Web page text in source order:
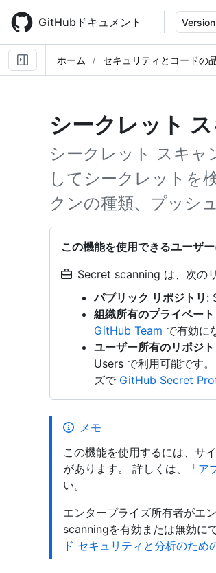
main
content
GitHubドキュメント
ホーム セキュリティとコードの
シークレット
シークレット スキャ
してシークレットを
クンの種類、プッシ
この機能を使用できるユーザ
Secret scanning は、次の
パブリック リポジトリ :
組織所有のプライベー
GitHub Team で有効に
ユーザー所有のリポジト
Users で利用可能です
ズで GitHub Secret
メモ
この機能を使用するには、サ
があります。 詳しくは、「ア
い。
エンタープライズ所有者がエ
scanningを有効または無効に
ド セキュリティと分析のため